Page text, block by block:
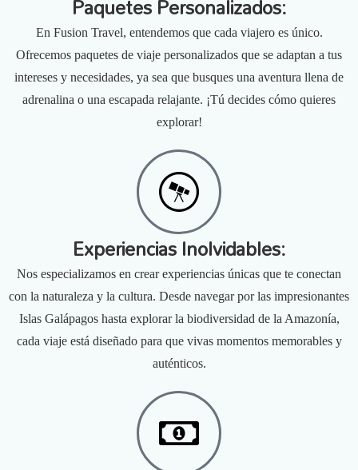
En Fusion Travel, entendemos que cada viajero es único.
Ofrecemos paquetes de viaje personalizados que se adaptan a tus
intereses y necesidades, ya sea que busques una aventura llena de
adrenalina o una escapada relajante. ¡Tú decides cómo quieres
explorar!
Experiencias Inolvidables:
Nos especializamos en crear experiencias únicas que te conectan
con la naturaleza y la cultura. Desde navegar por las impresionantes
Islas Galápagos hasta explorar la biodiversidad de la Amazonía,
cada viaje está diseñado para que vivas momentos memorables y
auténticos.